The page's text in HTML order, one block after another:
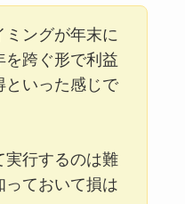
ングが年末に
を跨ぐ形で利益
といった感じで
実行するのは難
っておいて損は